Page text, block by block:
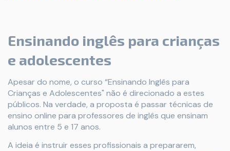
Ensinando inglês para crianças
e adolescentes
Apesar do nome, o curso “Ensinando Inglês para
Crianças e Adolescentes" não é direcionado a estes
públicos. Na verdade, a proposta é passar técnicas de
ensino online para professores de inglês que ensinam
alunos entre 5 e 17 anos.
A ideia é instruir esses profissionais a prepararem,